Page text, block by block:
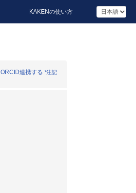
KAKENの使い方
ORCID連携する *注記